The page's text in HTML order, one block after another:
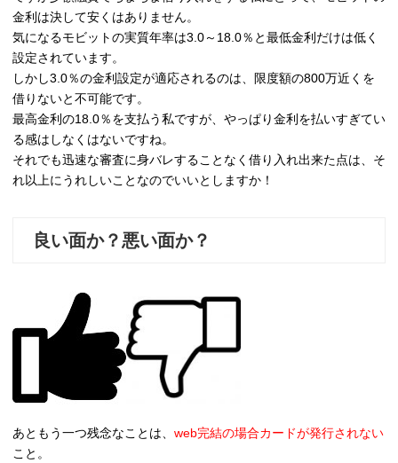
金利は決して安くはありません。
気になるモビットの実質年率は3.0～18.0％と最低金利だけは低く
設定されています。
しかし3.0％の金利設定が適応されるのは、限度額の800万近くを
借りないと不可能です。
最高金利の18.0％を支払う私ですが、やっぱり金利を払いすぎてい
る感はしなくはないですね。
それでも迅速な審査に身バレすることなく借り入れ出来た点は、そ
れ以上にうれしいことなのでいいとしますか！
良い面か？悪い面か？
あともう一つ残念なことは、 web完結の場合カードが発行されない
こと。